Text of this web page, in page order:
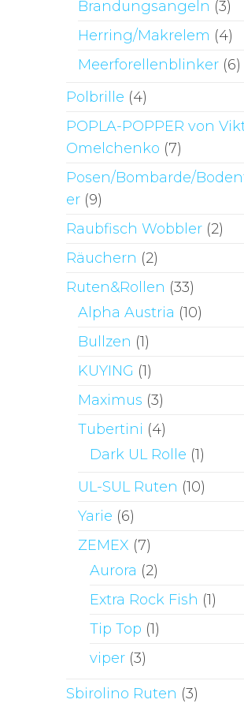
Brandungsangeln (3)
Herring/Makrelem (4)
Meerforellenblinker (6)
Polbrille (4)
POPLA-POPPER von
Omelchenko (7)
Posen/Bombarde/
er (9)
Raubfisch Wobbler (2)
Räuchern (2)
Ruten&Rollen (33)
Alpha Austria (10)
Bullzen (1)
KUYING (1)
Maximus (3)
Tubertini (4)
Dark UL Rolle (1)
UL-SUL Ruten (10)
Yarie (6)
ZEMEX (7)
Aurora (2)
Extra Rock Fish (1)
Tip Top (1)
viper (3)
Sbirolino Ruten (3)